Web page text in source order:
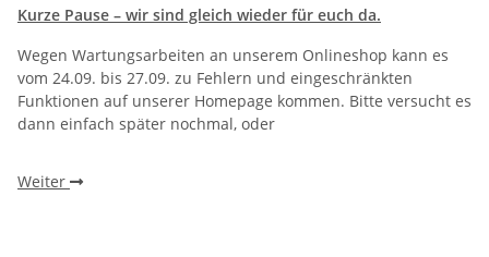
Kurze Pause – wir sind gleich wieder für euch da.
Wegen Wartungsarbeiten an unserem Onlineshop kann es
vom 24.09. bis 27.09. zu Fehlern und eingeschränkten
Funktionen auf unserer Homepage kommen. Bitte versucht es
dann einfach später nochmal, oder
Weiter